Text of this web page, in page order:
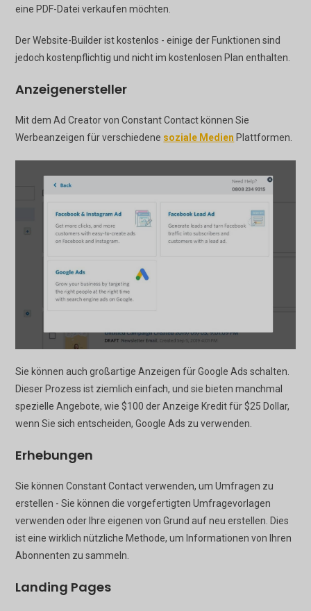
eine PDF-Datei verkaufen möchten.
Der Website-Builder ist kostenlos - einige der Funktionen sind
jedoch kostenpflichtig und nicht im kostenlosen Plan enthalten.
Anzeigenersteller
Mit dem Ad Creator von Constant Contact können Sie
Werbeanzeigen für verschiedene soziale Medien Plattformen.
Sie können auch großartige Anzeigen für Google Ads schalten.
Dieser Prozess ist ziemlich einfach, und sie bieten manchmal
spezielle Angebote, wie $100 der Anzeige Kredit für $25 Dollar,
wenn Sie sich entscheiden, Google Ads zu verwenden.
Erhebungen
Sie können Constant Contact verwenden, um Umfragen zu
erstellen - Sie können die vorgefertigten Umfragevorlagen
verwenden oder Ihre eigenen von Grund auf neu erstellen. Dies
ist eine wirklich nützliche Methode, um Informationen von Ihren
Abonnenten zu sammeln.
Landing Pages